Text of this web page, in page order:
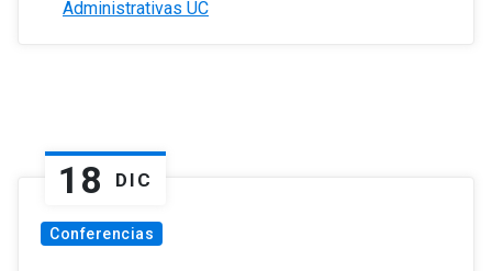
Administrativas UC
18 DIC
Conferencias